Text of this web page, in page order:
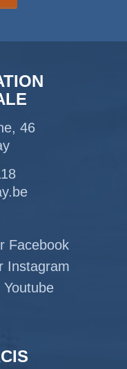
46
Facebook
Instagram